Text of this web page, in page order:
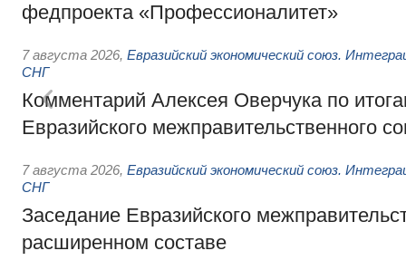
федпроекта «Профессионалитет»
7 августа 2026, Евразийский экономический союз.
СНГ
Комментарий Алексея Оверчука по
Евразийского межправительственного
7 августа 2026, Евразийский экономический союз.
СНГ
Заседание Евразийского
расширенном составе